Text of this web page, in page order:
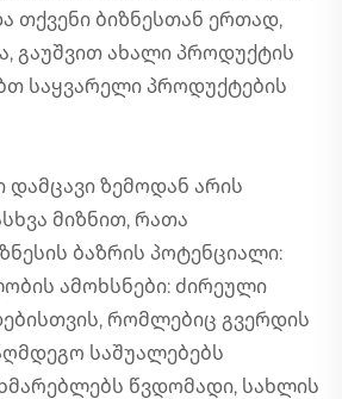
თქვენი ბიზნესთან ერთად,
გაუშვით ახალი პროდუქტის
საყვარელი პროდუქტების
დამცავი ზემოდან არის
მიზნით, რათა
ბაზრის პოტენციალი:
ამოხსნები: ძირეული
რომლებიც გვერდის
საშუალებებს
წვდომადი, სახლის